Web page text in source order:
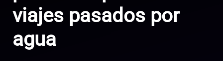
viajes pasados por
agua